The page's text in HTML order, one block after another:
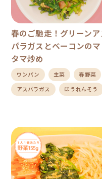
春のご馳走！グリーン
パラガスとベーコンのマ
タマ炒め
ワンパン 主菜
春野菜
アスパラガス
ほうれんそう